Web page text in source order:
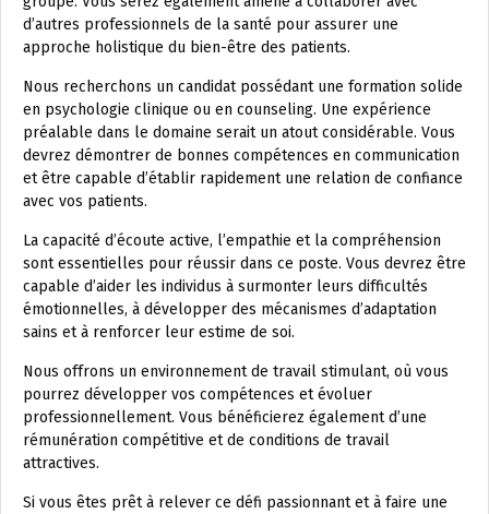
d’autres professionnels de la santé pour assurer une
approche holistique du bien-être des patients.
Nous recherchons un candidat possédant une formation solide
en psychologie clinique ou en counseling. Une expérience
préalable dans le domaine serait un atout considérable. Vous
devrez démontrer de bonnes compétences en communication
et être capable d’établir rapidement une relation de confiance
avec vos patients.
La capacité d’écoute active, l’empathie et la compréhension
sont essentielles pour réussir dans ce poste. Vous devrez être
capable d’aider les individus à surmonter leurs difficultés
émotionnelles, à développer des mécanismes d’adaptation
sains et à renforcer leur estime de soi.
Nous offrons un environnement de travail stimulant, où vous
pourrez développer vos compétences et évoluer
professionnellement. Vous bénéficierez également d’une
rémunération compétitive et de conditions de travail
attractives.
Si vous êtes prêt à relever ce défi passionnant et à faire une